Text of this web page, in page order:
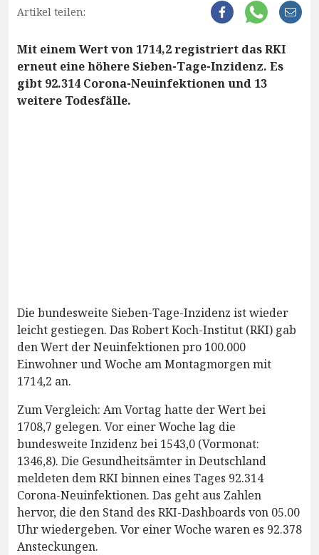
Artikel teilen:
Mit einem Wert von 1714,2 registriert das RKI
erneut eine höhere Sieben-Tage-Inzidenz. Es
gibt 92.314 Corona-Neuinfektionen und 13
weitere Todesfälle.
Die bundesweite Sieben-Tage-Inzidenz ist wieder
leicht gestiegen. Das Robert Koch-Institut (RKI) gab
den Wert der Neuinfektionen pro 100.000
Einwohner und Woche am Montagmorgen mit
1714,2 an.
Zum Vergleich: Am Vortag hatte der Wert bei
1708,7 gelegen. Vor einer Woche lag die
bundesweite Inzidenz bei 1543,0 (Vormonat:
1346,8). Die Gesundheitsämter in Deutschland
meldeten dem RKI binnen eines Tages 92.314
Corona-Neuinfektionen. Das geht aus Zahlen
hervor, die den Stand des RKI-Dashboards von 05.00
Uhr wiedergeben. Vor einer Woche waren es 92.378
Ansteckungen.